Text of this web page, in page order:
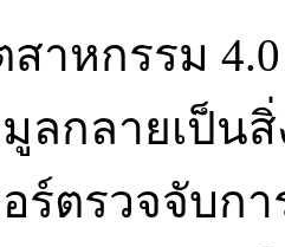
าหกรรม
ลกลายเป็น
ร์ตรวจจับก